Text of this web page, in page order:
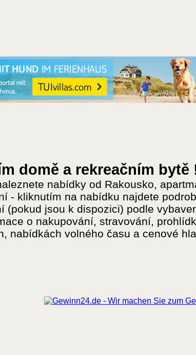
domě a rekreačním bytě
nabídky od Rakousko,
- kliknutím na nabídku najdete
(pokud jsou k dispozici) podle
o nakupování, stravování,
nabídkách volného času a cenové